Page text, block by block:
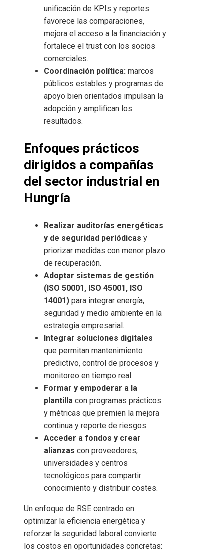
unificación de KPIs y reportes
favorece las comparaciones,
mejora el acceso a la financiación y
fortalece el trust con los socios
comerciales.
Coordinación política: marcos
públicos estables y programas de
apoyo bien orientados impulsan la
adopción y amplifican los
resultados.
Enfoques prácticos
dirigidos a compañías
del sector industrial en
Hungría
Realizar auditorías energéticas
y de seguridad periódicas y
priorizar medidas con menor plazo
de recuperación.
Adoptar sistemas de gestión
(ISO 50001, ISO 45001, ISO
14001) para integrar energía,
seguridad y medio ambiente en la
estrategia empresarial.
Integrar soluciones digitales
que permitan mantenimiento
predictivo, control de procesos y
monitoreo en tiempo real.
Formar y empoderar a la
plantilla con programas prácticos
y métricas que premien la mejora
continua y reporte de riesgos.
Acceder a fondos y crear
alianzas con proveedores,
universidades y centros
tecnológicos para compartir
conocimiento y distribuir costes.
Un enfoque de RSE centrado en
optimizar la eficiencia energética y
reforzar la seguridad laboral convierte
los costos en oportunidades concretas: